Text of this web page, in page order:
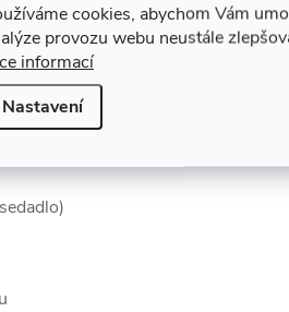
cookies, abychom Vám
provozu webu neustále
informací
Nastavení